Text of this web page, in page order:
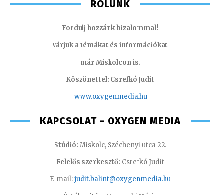
RÓLUNK
Fordulj hozzánk bizalommal!
Várjuk a témákat és információkat
már Miskolcon is.
Köszönettel: Csrefkó Judit
www.oxygenmedia.hu
KAPCSOLAT - OXYGEN MEDIA
Stúdió: Miskolc, Széchenyi utca 22.
Felelős szerkesztő: Csrefkó Judit
E-mail:judit.balint@oxygenmedia.hu